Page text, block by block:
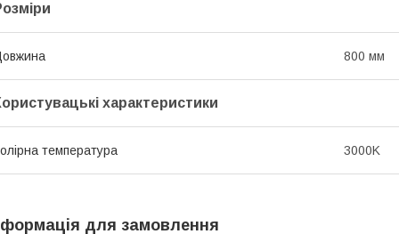
800 мм
характеристики
температура 3000K
для замовлення